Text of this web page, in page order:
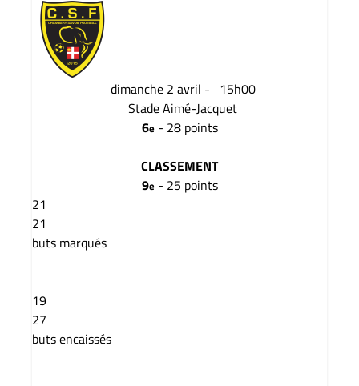
dimanche 2 avril -
15h00
Stade Aimé-Jacquet
6e - 28 points
CLASSEMENT
9e - 25 points
21
21
buts marqués
19
27
buts encaissés